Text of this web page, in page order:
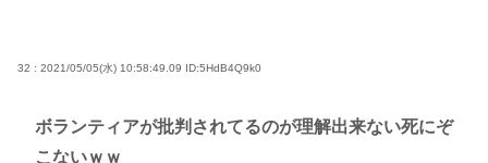
32 : 2021/05/05(水) 10:58:49.09 ID:5HdB4Q9k0
ボランティアが批判されてるのが理解出来ない死にぞ
こないｗｗ